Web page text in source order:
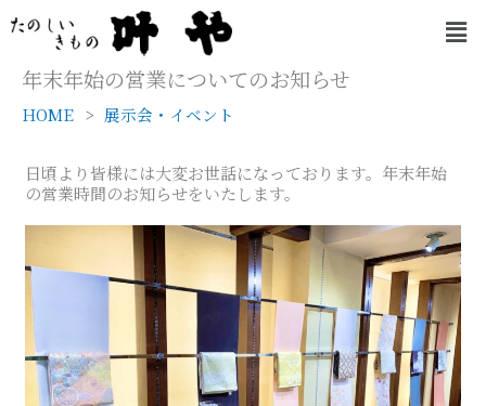
容
メ
ニ
年末年始の営業についてのお知らせ
HOME 展示会・イベント
日頃より皆様には大変お世話になっております。年末年始
の営業時間のお知らせをいたします。